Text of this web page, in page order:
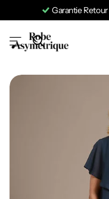
Garantie